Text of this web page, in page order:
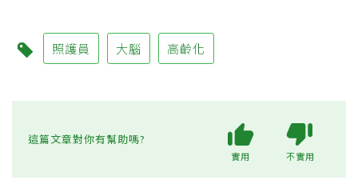
照護員 大腦 高齡化
這篇文章對你有幫助嗎?
實用 不實用